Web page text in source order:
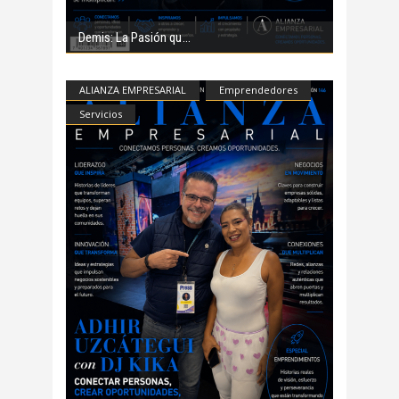
Demis: La Pasión qu
ALIANZA EMPRESARIAL
Emprendedores
Servicios